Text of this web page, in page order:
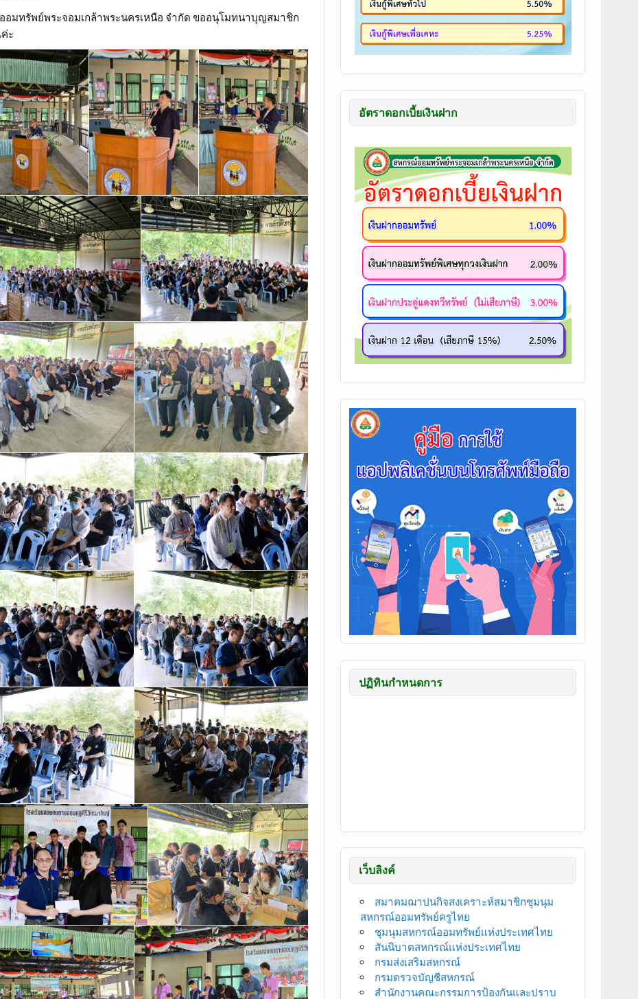
อมทรัพย์พระจอมเกล้าพระนครเหนือ จำกัด ขออนุโมทนาบุญสมาชิก
ะ
อัตราดอกเบี้ยเงินฝาก
ปฏิทินกำหนดการ
เว็บลิงค์
สมาคมฌาปนกิจสงเคราะห์สมาชิกชุมนุม
สหกรณ์ออมทรัพย์ครูไทย
ชุมนุมสหกรณ์ออมทรัพย์แห่งประเทศไทย
สันนิบาตสหกรณ์แห่งประเทศไทย
กรมส่งเสริมสหกรณ์
กรมตรวจบัญชีสหกรณ์
สำนักงานคณะกรรมการป้องกันและปราบ